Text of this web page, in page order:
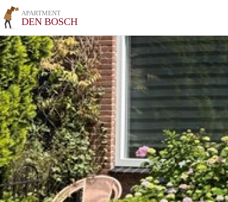
APARTMENT
DEN BOSCH